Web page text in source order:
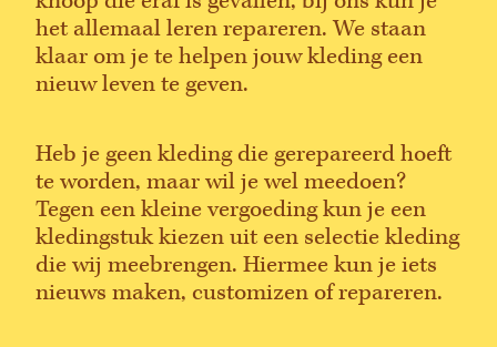
het allemaal leren repareren. We staan
klaar om je te helpen jouw kleding een
nieuw leven te geven.
Heb je geen kleding die gerepareerd hoeft
te worden, maar wil je wel meedoen?
Tegen een kleine vergoeding kun je een
kledingstuk kiezen uit een selectie kleding
die wij meebrengen. Hiermee kun je iets
nieuws maken, customizen of repareren.